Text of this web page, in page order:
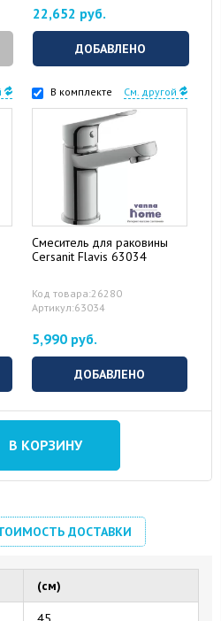
22,652 руб.
ДОБАВЛЕНО
В комплекте См. другой
Смеситель для раковины
Cersanit Flavis 63034
Код товара:26280
Артикул:63034
5,990 руб.
ДОБАВЛЕНО
В КОРЗИНУ
ДОСТАВКИ
(см)